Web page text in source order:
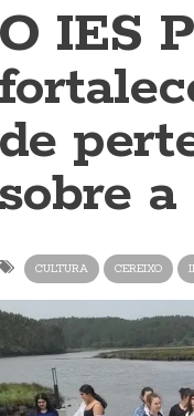
O IES
de
sobre
CULTURA CEREIXO